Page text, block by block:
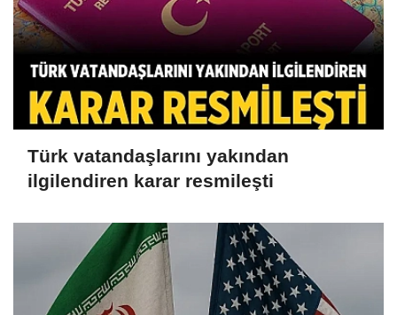
Türk vatandaşlarını yakından
ilgilendiren karar resmileşti